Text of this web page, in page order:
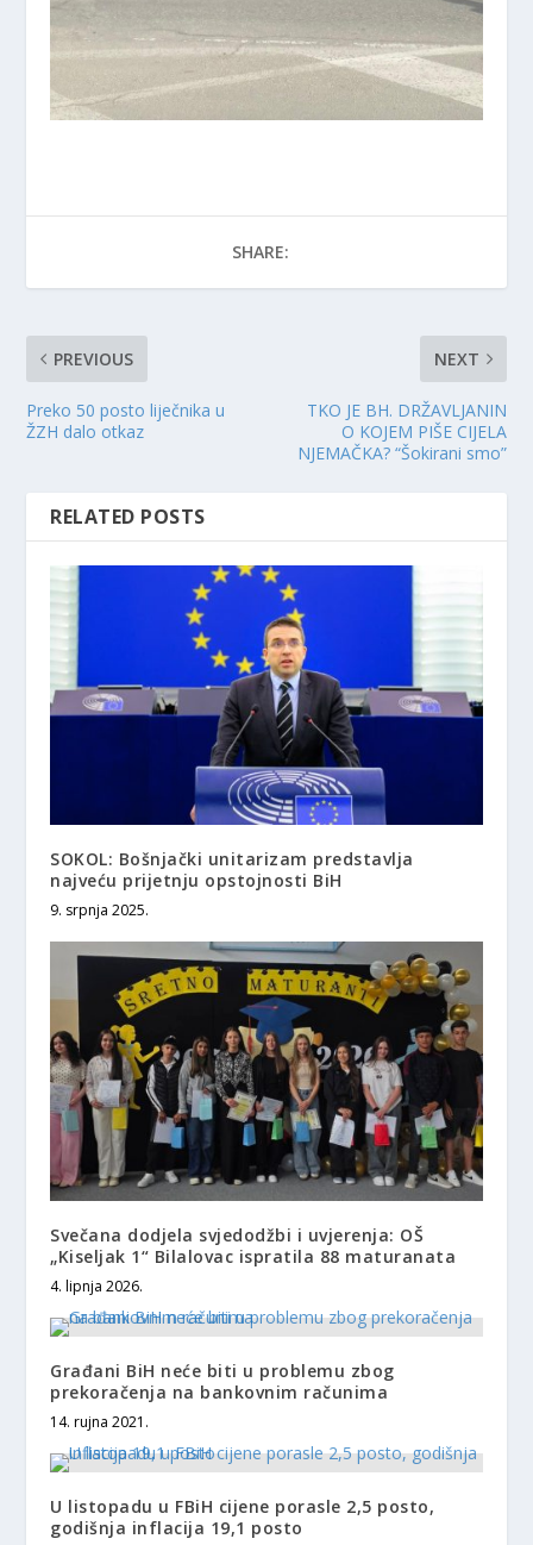
SHARE:
PREVIOUS
Preko 50 posto liječnika u
ŽZH dalo otkaz
NEXT
TKO JE BH. DRŽAVLJANIN
O KOJEM PIŠE CIJELA
NJEMAČKA? “Šokirani smo”
RELATED POSTS
SOKOL: Bošnjački unitarizam predstavlja
najveću prijetnju opstojnosti BiH
9. srpnja 2025.
Svečana dodjela svjedodžbi i uvjerenja: OŠ
„Kiseljak 1“ Bilalovac ispratila 88 maturanata
4. lipnja 2026.
Građani BiH neće biti u problemu zbog
prekoračenja na bankovnim računima
14. rujna 2021.
U listopadu u FBiH cijene porasle 2,5 posto,
godišnja inflacija 19,1 posto